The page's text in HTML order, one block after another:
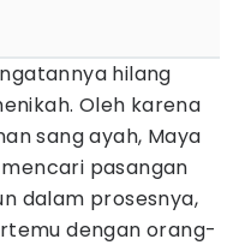
hilang
Oleh karena
sang ayah, Maya
pasangan
dalam prosesnya,
dengan orang-